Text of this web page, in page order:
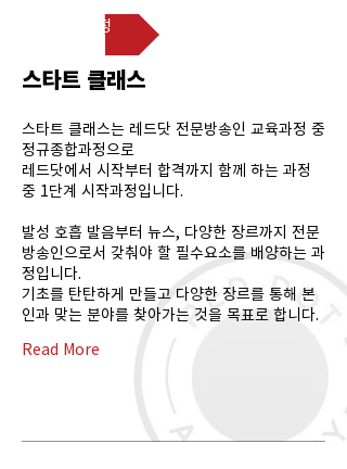
정규종합과정
스타트 클래스
스타트 클래스는 레드닷 전문방송인 교육과정 중
정규종합과정으로
레드닷에서 시작부터 합격까지 함께 하는 과정
중 1단계 시작과정입니다.
발성 호흡 발음부터 뉴스, 다양한 장르까지 전문
방송인으로서 갖춰야 할 필수요소를 배양하는 과
정입니다.
기초를 탄탄하게 만들고 다양한 장르를 통해 본
인과 맞는 분야를 찾아가는 것을 목표로 합니다.
Read More